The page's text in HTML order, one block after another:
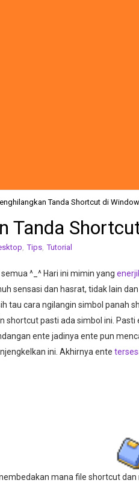
Tanda Shortcut di
Tanda
Tips Tutorial
semua ^_^ Hari ini mimin yang
sensasi dan hasrat, tidak lain
tau cara ngilangin simbol panah
shortcut pasti ada simbol ini.
ente jadinya ente pun
ini. Akhirnya ente
mana file shortcut dan